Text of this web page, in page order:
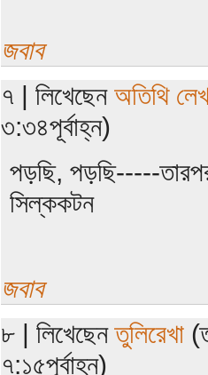
জবাব
৭ | লিখেছেন অতিথি
৩:৩৪পূর্বাহ্ন)
পড়ছি, পড়ছি-----
সিল্ককটন
জবাব
৮ | লিখেছেনতুলিরেখা
৭:১৫পূর্বাহ্ন)